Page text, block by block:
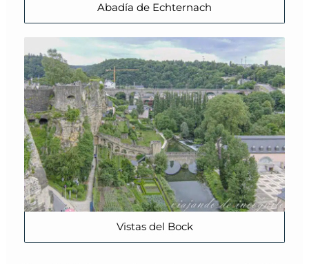
Abadía de Echternach
Vistas del Bock